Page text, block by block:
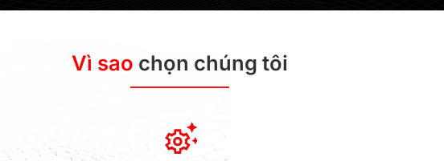
Vì sao chọn chúng tôi